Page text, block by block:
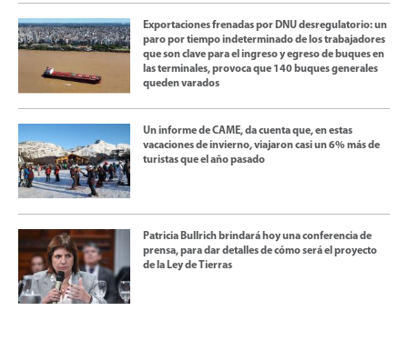
Exportaciones frenadas por DNU desregulatorio: un
paro por tiempo indeterminado de los trabajadores
que son clave para el ingreso y egreso de buques en
las terminales, provoca que 140 buques generales
queden varados
Un informe de CAME, da cuenta que, en estas
vacaciones de invierno, viajaron casi un 6% más de
turistas que el año pasado
Patricia Bullrich brindará hoy una conferencia de
prensa, para dar detalles de cómo será el proyecto
de la Ley de Tierras